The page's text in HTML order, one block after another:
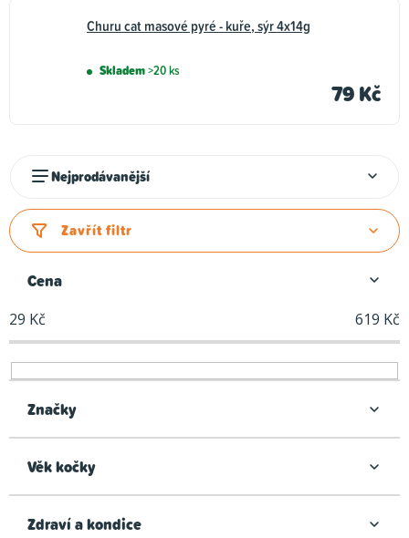
Churu cat masové pyré - kuře, sýr 4x14g
Skladem>20 ks
79 Kč
z
e
í
p
r
o
u
t
Nejprodávanější
Zavřít filtr
Cena
29 Kč 619 Kč
Značky
Věk kočky
Zdraví a kondice